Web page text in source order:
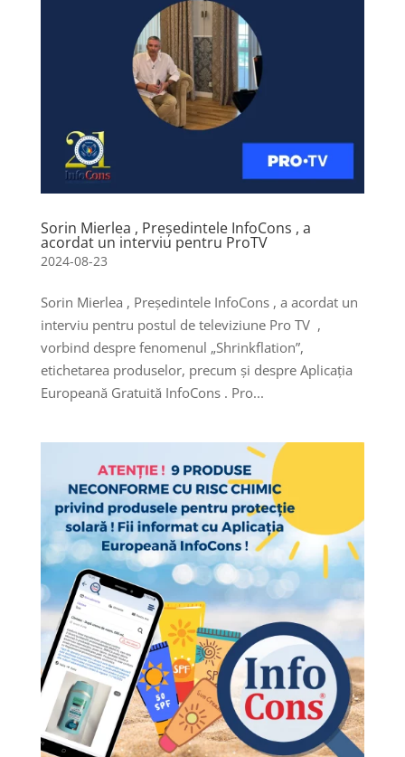
Sorin Mierlea , Președintele InfoCons , a
acordat un interviu pentru ProTV
2024-08-23
Sorin Mierlea , Președintele InfoCons , a acordat un
interviu pentru postul de televiziune Pro TV ,
vorbind despre fenomenul „Shrinkflation”,
etichetarea produselor, precum și despre Aplicația
Europeană Gratuită InfoCons . Pro...